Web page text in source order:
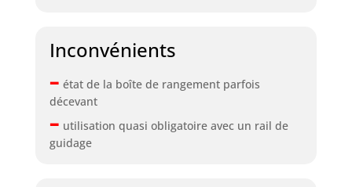
Inconvénients
– état de la boîte de rangement parfois
décevant
– utilisation quasi obligatoire avec un rail de
guidage